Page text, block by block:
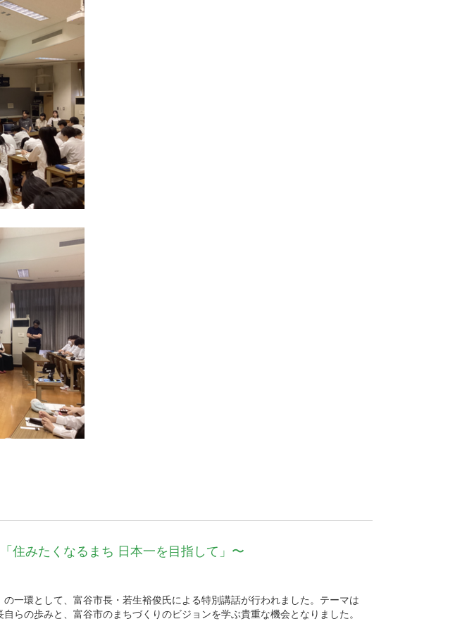
住みたくなるまち 日本一を目指して」〜
一環として、富谷市長・若生裕俊氏による特別講話が行われました。テーマは
らの歩みと、富谷市のまちづくりのビジョンを学ぶ貴重な機会となりました。